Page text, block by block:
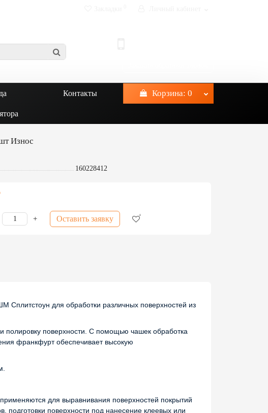
Контакты Корзина: 0
Износ
160228412
+ Оставить заявку
для обработки различных поверхностей из
полировку поверхности. С помощью чашек обработка
франкфурт обеспечивает высокую
применяются для выравнивания поверхностей покрытий
подготовки поверхности под нанесение клеевых или